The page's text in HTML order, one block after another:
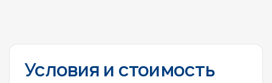
Условия и стоимость